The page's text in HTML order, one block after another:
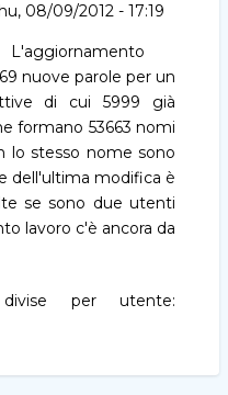
08/09/2012 - 17:19
L'aggiornamento
nuove parole per un
di cui 5999 già
formano 53663 nomi
lo stesso nome sono
dell'ultima modifica è
se sono due utenti
lavoro c'è ancora da
per utente: